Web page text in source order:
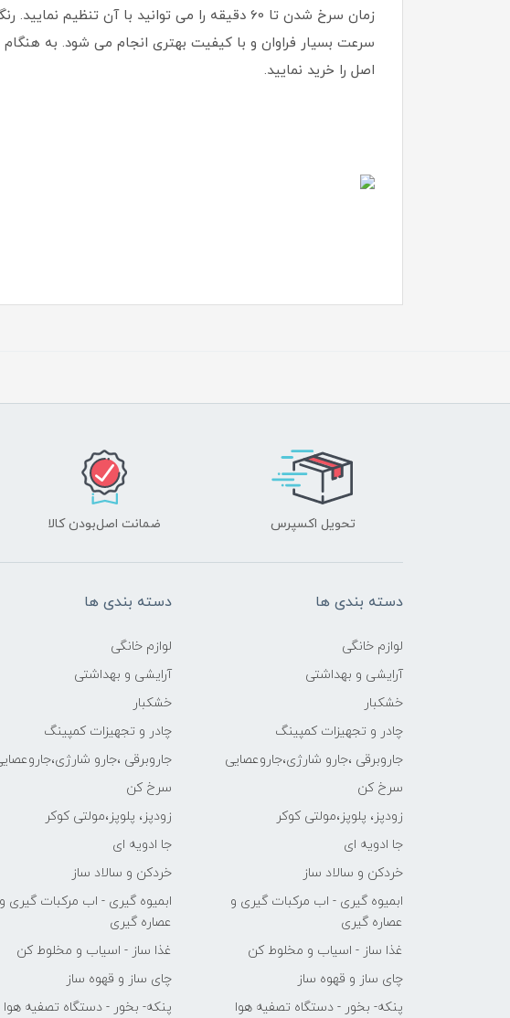
زمان سرخ شدن تا 60 دقیقه را می توانید با آن
سرعت بسیار فراوان و با کیفیت بهتری انجام می شود. به هنگام
اصل را خرید نمایید.
تحویل اکسپرس ضمانت اصل‌بودن کالا
دسته بندی ها
لوازم خانگی
آرایشی و بهداشتی
خشکبار
چادر و تجهیزات کمپینگ
جاروبرقی ،جارو شارژی،جاروعصایی
سرخ کن
زودپز، پلوپز،مولتی کوکر
جا ادویه ای
خردکن و سالاد ساز
ابمیوه گیری - اب مرکبات گیری و
عصاره گیری
غذا ساز - اسیاب و مخلوط کن
چای ساز و قهوه ساز
پنکه- بخور - دستگاه تصفیه هوا
دسته بندی ها
لوازم خانگی
آرایشی و بهداشتی
خشکبار
چادر و تجهیزات کمپینگ
جاروبرقی ،جارو
سرخ کن
زودپز، پلوپز،مولتی کوکر
جا ادویه ای
خردکن و سالاد ساز
ابمیوه گیری - اب مرکبات گیری و
عصاره گیری
غذا ساز - اسیاب و مخلوط کن
چای ساز و قهوه ساز
پنکه- بخور - دستگاه تصفیه هوا